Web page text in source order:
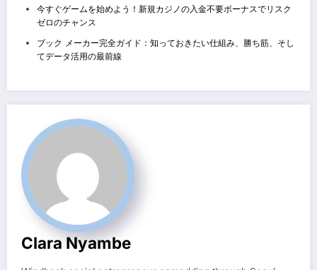
今すぐゲームを始めよう！新規カジノの入金不要ボーナスでリスク
ゼロのチャンス
ブック メーカー完全ガイド：知っておきたい仕組み、勝ち筋、そし
てデータ活用の最前線
Clara Nyambe